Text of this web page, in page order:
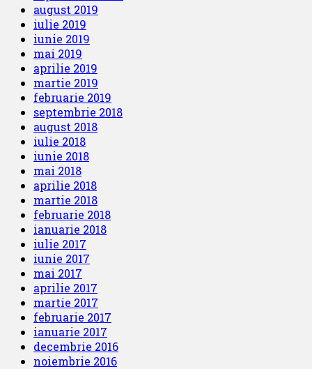
august 2019
iulie 2019
iunie 2019
mai 2019
aprilie 2019
martie 2019
februarie 2019
septembrie 2018
august 2018
iulie 2018
iunie 2018
mai 2018
aprilie 2018
martie 2018
februarie 2018
ianuarie 2018
iulie 2017
iunie 2017
mai 2017
aprilie 2017
martie 2017
februarie 2017
ianuarie 2017
decembrie 2016
noiembrie 2016